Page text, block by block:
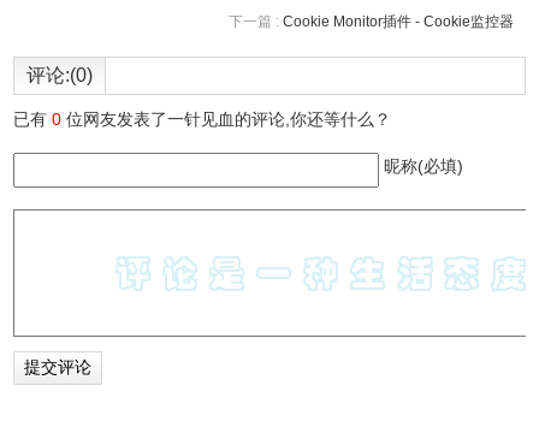
会跳出一个文件窗口，显示“启动”目录中的内容（可能已经
3)鼠标再点击左下角的Windows开始菜单，在开始菜单中找
到“番茄·人生”目录，并用鼠标按住“番茄·人生”快捷方式，拖
4、如何让系统托盘不要隐藏番茄·人生的图标，始终显示？
设置，系统托盘中的图标可能会被Windows隐藏。以
1）鼠标右键点击任务栏上的空白处，会出现一个菜单。
2）点击菜单中的“任务栏设置”（较低版本Windows中为“属
下一篇 : Cookie Monitor插件 - Cookie监控器
评论:(0)
已有0 位网友发表了一针见血的评论,你还等什么？
昵称(必填)